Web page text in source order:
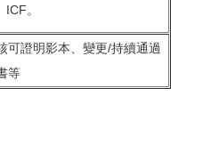
ICF。
可證明影本、變更/持續通過
等